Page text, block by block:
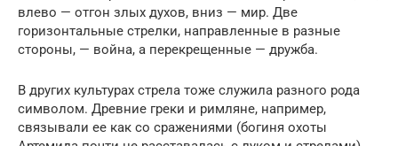
влево — отгон злых духов, вниз — мир. Две
горизонтальные стрелки, направленные в разные
стороны, — война, а перекрещенные — дружба.
В других культурах стрела тоже служила разного рода
символом. Древние греки и римляне, например,
связывали ее как со сражениями (богиня охоты